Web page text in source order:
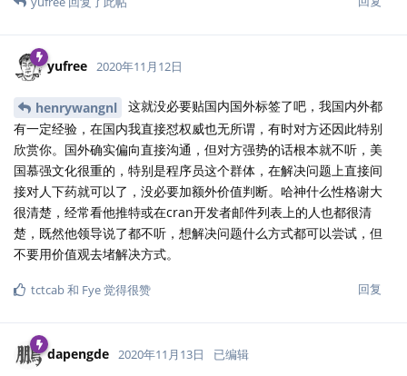
yufree 2020年11月12日
henrywangnl
这就没必要贴国内国外标签了吧，我国内外都
有一定经验，在国内我直接怼权威也无所谓，有时对方还因此特别
欣赏你。国外确实偏向直接沟通，但对方强势的话根本就不听，美
国慕强文化很重的，特别是程序员这个群体，在解决问题上直接间
接对人下药就可以了，没必要加额外价值判断。哈神什么性格谢大
很清楚，经常看他推特或在cran开发者邮件列表上的人也都很清
楚，既然他领导说了都不听，想解决问题什么方式都可以尝试，但
不要用价值观去堵解决方式。
回复
tctcab和 Fye觉得很赞
dapengde 2020年11月13日 已编辑